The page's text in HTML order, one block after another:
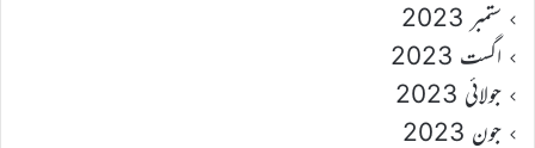
ستمبر 2023
اگست 2023
جولائی 2023
جون 2023